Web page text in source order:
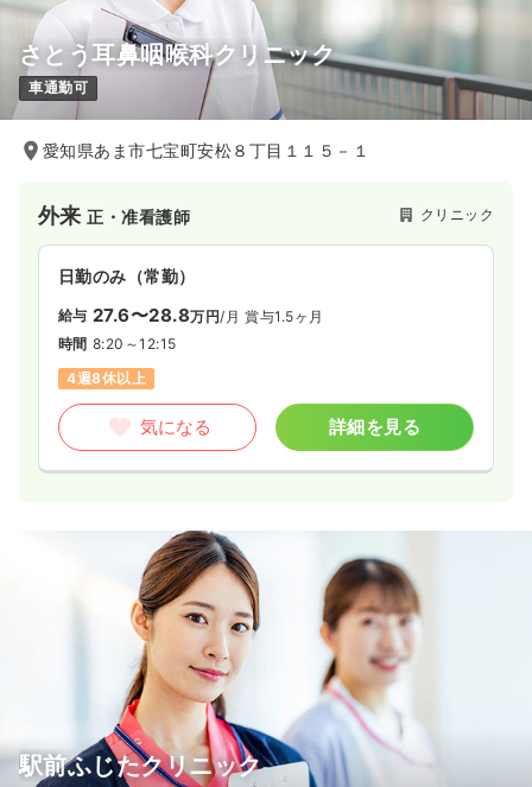
さとう耳鼻咽喉科クリニック
車通勤可
愛知県あま市七宝町安松８丁目１１５－１
外来正・准看護師 クリニック
日勤のみ（常勤）
給与 27.6〜28.8万円/月 賞与1.5ヶ月
時間 8:20～12:15
4週8休以上
気になる 詳細を見る
駅前ふじたクリニック